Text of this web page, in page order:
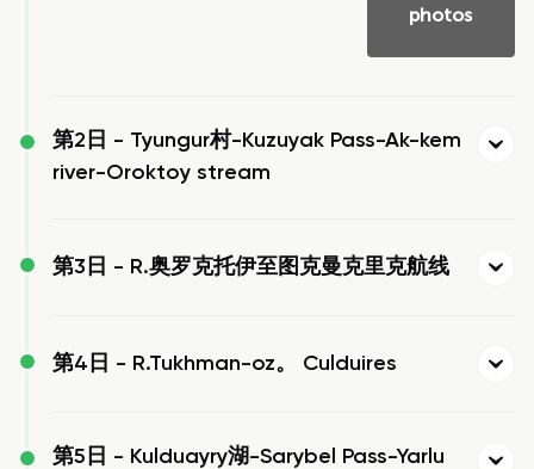
photos
第2日 - Tyungur村-Kuzuyak Pass-Ak-kem
river-Oroktoy stream
第3日 - R.奥罗克托伊至图克曼克里克航线
第4日 - R.Tukhman-oz。 Culduires
第5日 - Kulduayry湖-Sarybel Pass-Yarlu